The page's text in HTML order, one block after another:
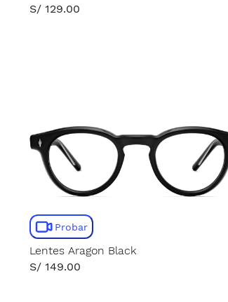
S/ 129.00
Probar
Lentes Aragon Black
S/ 149.00